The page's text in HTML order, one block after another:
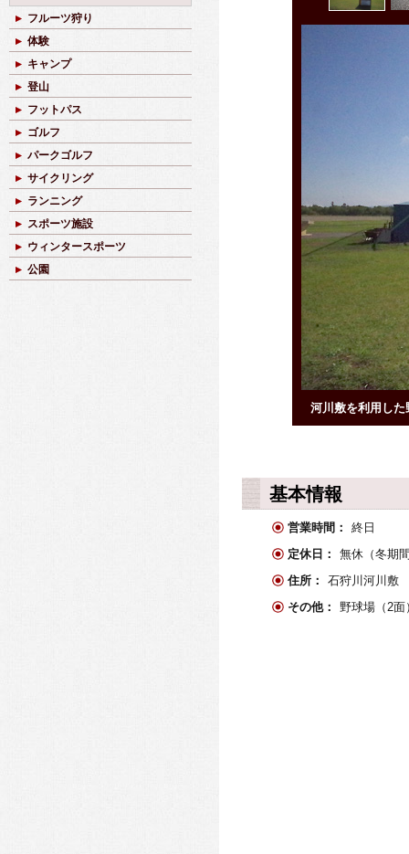
河川敷を利用した
基本情報
営業時間：
終日
定休日：
無休（冬期
住所：
石狩川河川敷
その他：
野球場（2面
フルーツ狩り
体験
キャンプ
登山
フットパス
ゴルフ
パークゴルフ
サイクリング
ランニング
スポーツ施設
ウィンタースポーツ
公園